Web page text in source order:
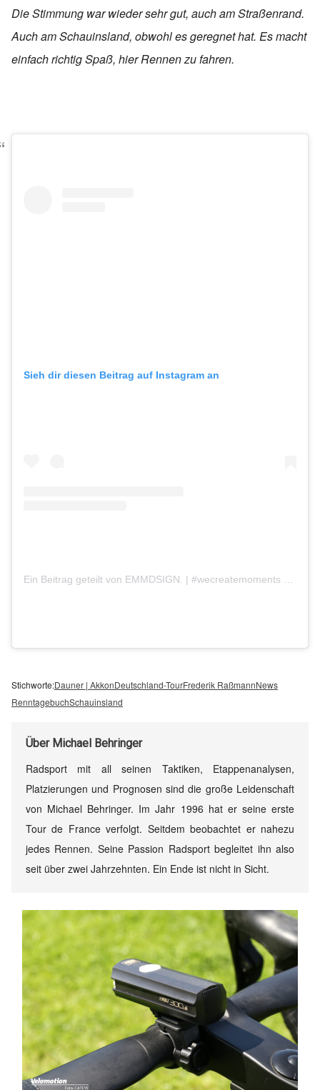
Die Stimmung war wieder sehr gut, auch am Straßenrand.
Auch am Schauinsland, obwohl es geregnet hat. Es macht
einfach richtig Spaß, hier Rennen zu fahren.
Sieh dir diesen Beitrag auf Instagram an
Stichworte:Dauner | AkkonDeutschland-TourFrederik RaßmannNews
RenntagebuchSchauinsland
Über Michael Behringer
Radsport mit all seinen Taktiken, Etappenanalysen,
Platzierungen und Prognosen sind die große Leidenschaft
von Michael Behringer. Im Jahr 1996 hat er seine erste
Tour de France verfolgt. Seitdem beobachtet er nahezu
jedes Rennen. Seine Passion Radsport begleitet ihn also
seit über zwei Jahrzehnten. Ein Ende ist nicht in Sicht.